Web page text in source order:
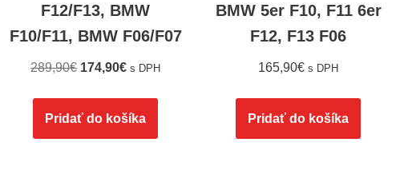
F12/F13, BMW
F10/F11, BMW F06/F07
289,90€ 174,90€ s DPH
Pridať do košíka
BMW 5er F10, F11 6er
F12, F13 F06
165,90€ s DPH
Pridať do košíka